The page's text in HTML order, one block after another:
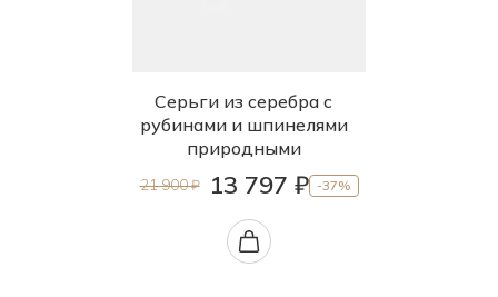
Серьги из серебра с
рубинами и шпинелями
природными
21 900 ₽ 13 797 ₽ -37%